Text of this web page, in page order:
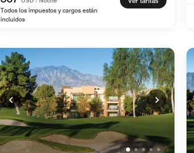
Todos los impuestos y cargos están
incluidos